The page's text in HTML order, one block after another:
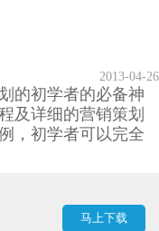
2013-04-26
的初学者的必备神
及详细的营销策划
，初学者可以完全
马上下载